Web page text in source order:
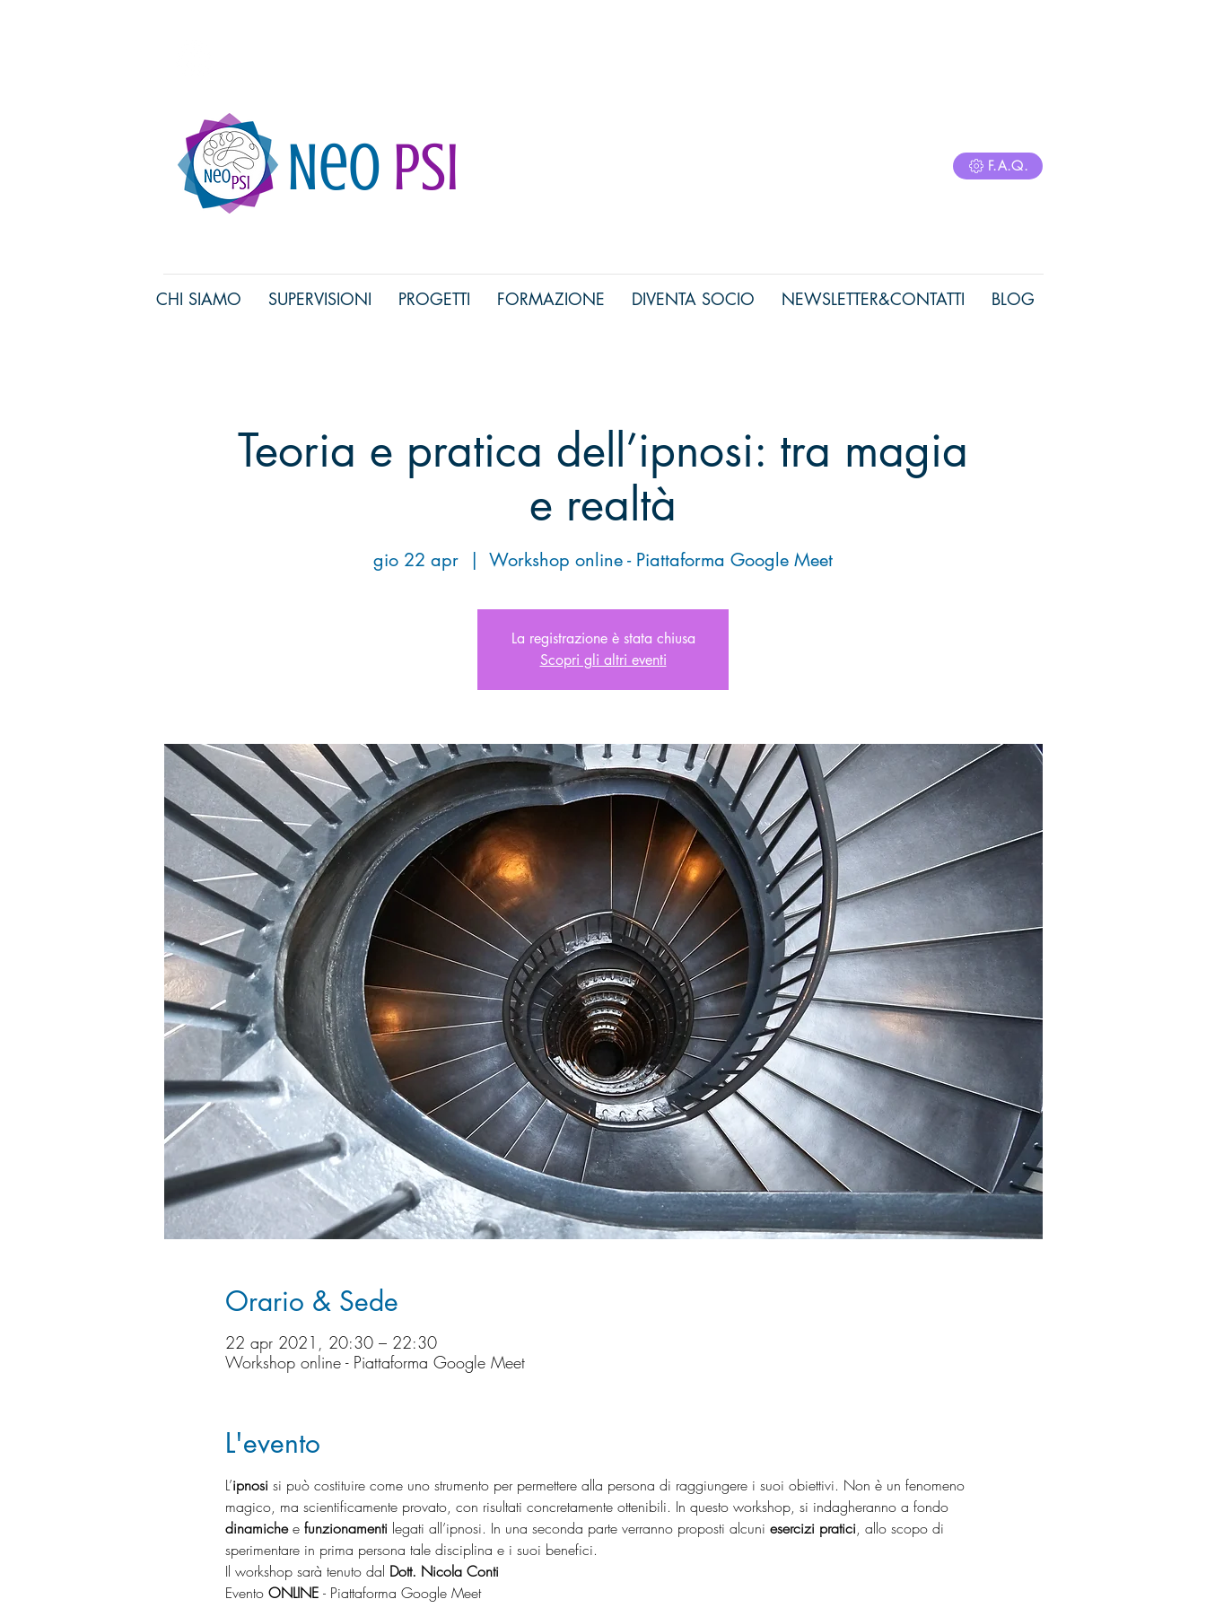
Neo Psi F.A.Q.
CHI SIAMO SUPERVISIONI PROGETTI FORMAZIONE DIVENTA SOCIO NEWSLETTER&CONTATTI BLOG
Teoria e pratica dell’ipnosi: tra magia
e realtà
gio 22 apr
  |
Workshop online - Piattaforma Google Meet
La registrazione è stata chiusa
Scopri gli altri eventi
Orario & Sede
22 apr 2021, 20:30 – 22:30
Workshop online - Piattaforma Google Meet
L'evento
L’ipnosi si può costituire come uno strumento per permettere alla persona di raggiungere i suoi obiettivi. Non è un fenomeno
magico, ma scientificamente provato, con risultati concretamente ottenibili. In questo workshop, si indagheranno a fondo
dinamiche e funzionamenti legati all’ipnosi. In una seconda parte verranno proposti alcuni esercizi pratici, allo scopo di
sperimentare in prima persona tale disciplina e i suoi benefici.
Il workshop sarà tenuto dal Dott. Nicola Conti
Evento ONLINE - Piattaforma Google Meet